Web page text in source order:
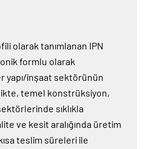
olarak tanımlanan IPN
formlu olarak
yapı/inşaat sektörünün
temel konstrüksiyon,
sıklıkla
ve kesit aralığında üretim
teslim süreleri ile